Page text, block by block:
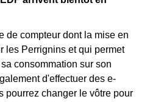
de compteur dont la mise en
les Perrignins et qui permet
consommation sur son
d'effectuer des e-
pourrez changer le vôtre pour